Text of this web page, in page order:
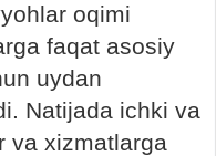
oqimi
faqat asosiy
uydan
Natijada ichki va
va xizmatlarga